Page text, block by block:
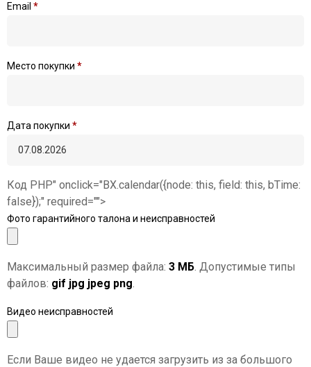
Email *
Место покупки *
Дата покупки *
Код PHP" onclick="BX.calendar({node: this, field: this, bTime:
false});" required="">
Фото гарантийного талона и неисправностей
Максимальный размер файла: 3 МБ. Допустимые типы
файлов: gif jpg jpeg png.
Видео неисправностей
Если Ваше видео не удается загрузить из за большого